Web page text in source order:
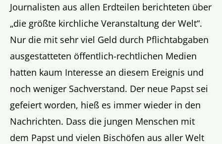
Journalisten aus allen Erdteilen berichteten über
„die größte kirchliche Veranstaltung der Welt“.
Nur die mit sehr viel Geld durch Pflichtabgaben
ausgestatteten öffentlich-rechtlichen Medien
hatten kaum Interesse an diesem Ereignis und
noch weniger Sachverstand. Der neue Papst sei
gefeiert worden, hieß es immer wieder in den
Nachrichten. Dass die jungen Menschen mit
dem Papst und vielen Bischöfen aus aller Welt